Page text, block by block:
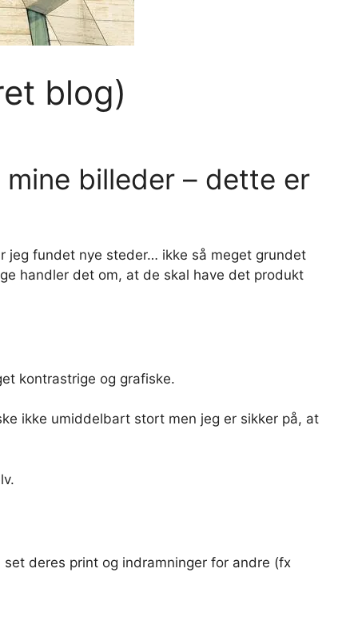
blog)
billeder – dette er
jeg fundet nye steder… ikke så meget grundet
handler det om, at de skal have det produkt
kontrastrige og grafiske.
ikke umiddelbart stort men jeg er sikker på, at
deres print og indramninger for andre (fx